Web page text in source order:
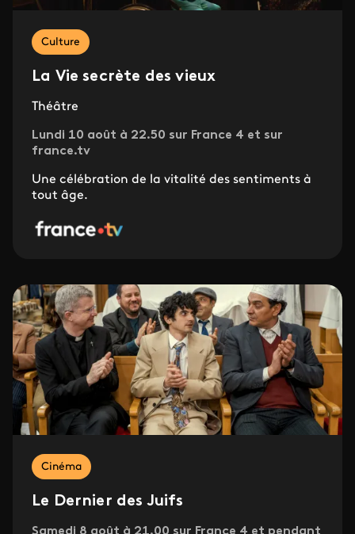
Culture
La Vie secrète des vieux
Théâtre
Lundi 10 août à 22.50 sur France 4 et sur
france.tv
Une célébration de la vitalité des sentiments à
tout âge.
Cinéma
Le Dernier des Juifs